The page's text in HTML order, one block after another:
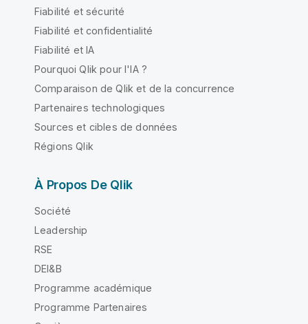
Fiabilité et sécurité
Fiabilité et confidentialité
Fiabilité et IA
Pourquoi Qlik pour l'IA ?
Comparaison de Qlik et de la concurrence
Partenaires technologiques
Sources et cibles de données
Régions Qlik
À Propos De Qlik
Société
Leadership
RSE
DEI&B
Programme académique
Programme Partenaires